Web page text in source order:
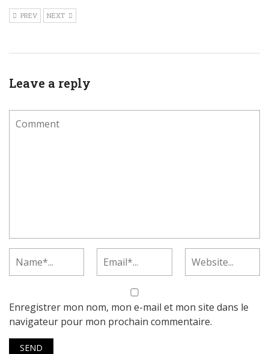
PREV NEXT
Leave a reply
Enregistrer mon nom, mon e-mail et mon site dans le
navigateur pour mon prochain commentaire.